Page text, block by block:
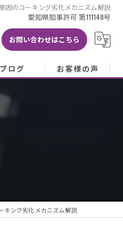
因のコーキング劣化メカニズム解説
愛知県知事許可 第111148号
お問い合わせはこちら
ブログ
ブログ
コラム
お客様の声
キング劣化メカニズム解説